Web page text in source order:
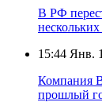
В РФ
15:44 Янв.
Компания
прошлый